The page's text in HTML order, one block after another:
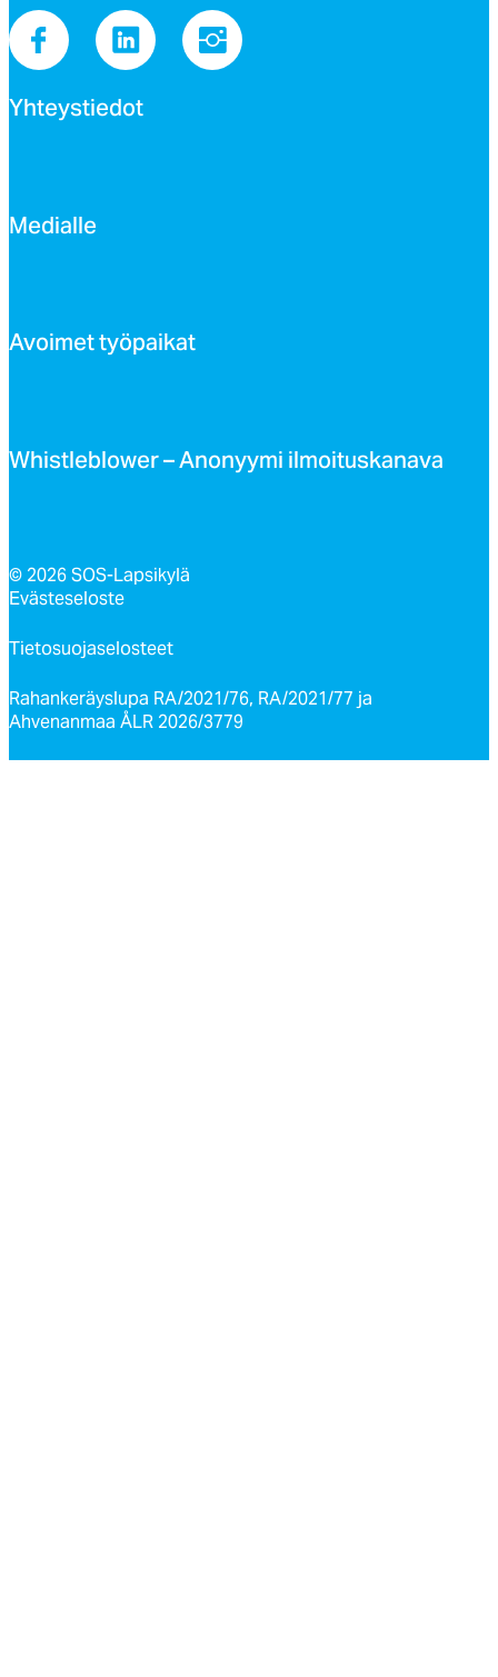
Yh­teys­tie­dot
Me­dial­le
Avoi­met työ­pai­kat
Whist­leb­lo­wer – Ano­nyy­mi il­moi­tus­ka­na­va
© 2026 SOS-Lapsikylä
Evästeseloste
Tietosuojaselosteet
Rahankeräyslupa RA/2021/76, RA/2021/77 ja
Ahvenanmaa ÅLR 2026/3779